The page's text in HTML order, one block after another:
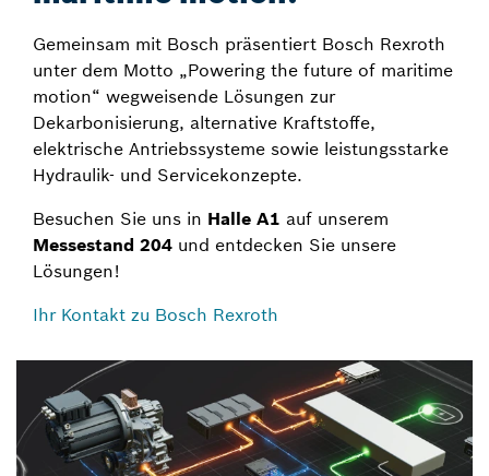
Gemeinsam mit Bosch präsentiert Bosch Rexroth
unter dem Motto „Powering the future of maritime
motion“ wegweisende Lösungen zur
Dekarbonisierung, alternative Kraftstoffe,
elektrische Antriebssysteme sowie leistungsstarke
Hydraulik- und Servicekonzepte.
Besuchen Sie uns in Halle A1 auf unserem
Messestand 204 und entdecken Sie unsere
Lösungen!
Ihr Kontakt zu Bosch Rexroth